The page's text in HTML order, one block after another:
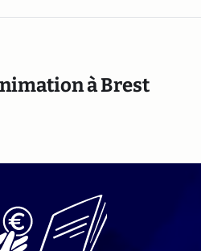
à Brest